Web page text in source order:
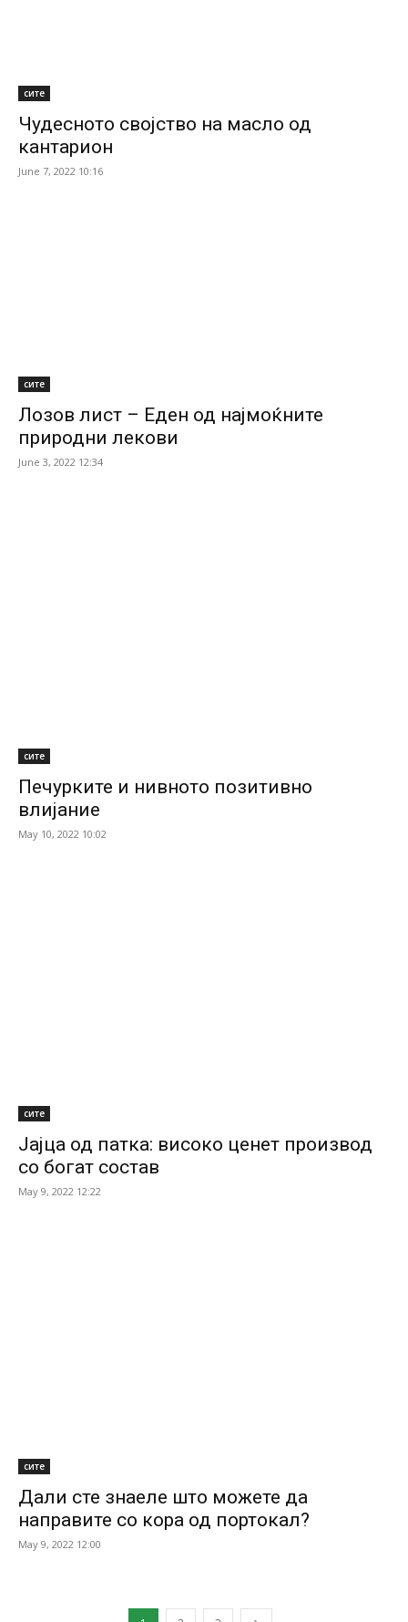
сите
Чудесното својство на масло од
кантарион
June 7, 2022 10:16
сите
Лозов лист – Еден од најмоќните
природни лекови
June 3, 2022 12:34
сите
Печурките и нивното позитивно
влијание
May 10, 2022 10:02
сите
Јајца од патка: високо ценет производ
со богат состав
May 9, 2022 12:22
сите
Дали сте знаеле што можете да
направите со кора од портокал?
May 9, 2022 12:00